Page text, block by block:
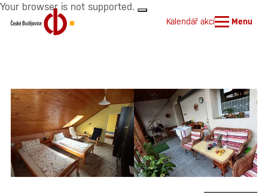
Your browser is not supported.
Kalendář akcí Menu